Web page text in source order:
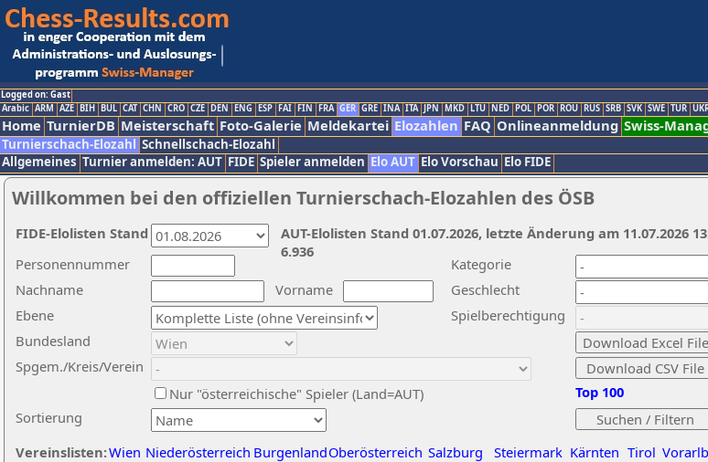
Logged on: Gast
Arabic ARM AZE BIH BUL CAT CHN CRO CZE DEN ENG ESP FAI FIN FRA GER GRE INA ITA JPN MKD LTU NED POL POR ROU RUS SRB SVK SWE TUR
Home TurnierDB Meisterschaft Foto-Galerie Meldekartei Elozahlen FAQ Onlineanmeldung Swiss-
Turnierschach-Elozahl Schnellschach-Elozahl
Allgemeines Turnier anmelden: AUT FIDE Spieler anmelden Elo AUT Elo Vorschau Elo FIDE
Willkommen bei den offiziellen Turnierschach-Elozahlen des ÖSB
Nachname
Vorname
Ebene
Kategorie
Sortierung
Personennummer
Bundesland
Spgem./Kreis/Verein
Geschlecht
Nur "österreichische" Spieler (Land=AUT)
Spielberechtigung
Vereinslisten:Wien Niederösterreich BurgenlandOberösterreich Salzburg Steiermark Kärnten Tirol
Top 100
AUT-Elolisten Stand 01.07.2026, letzte Änderung am 11.07.2026
6.936
FIDE-Elolisten Stand